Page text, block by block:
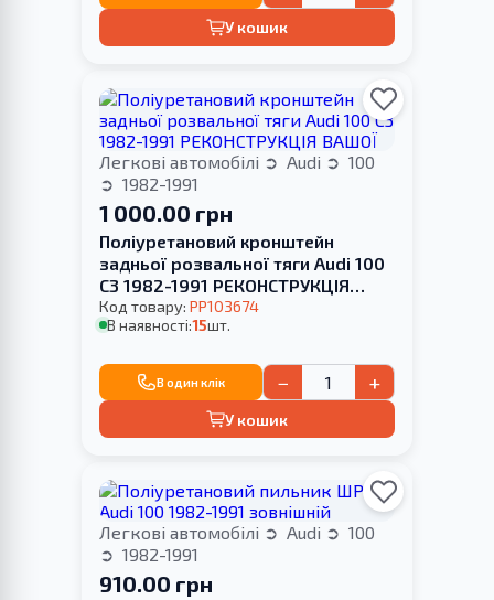
У кошик
Легкові автомобілі Audi
100
1982-1991
1 000.00 грн
Поліуретановий кронштейн
задньої розвальної тяги Audi 100
С3 1982-1991 РЕКОНСТРУКЦІЯ
ВАШОЇ
Код товару: PP103674
В наявності:15шт.
В один клік − +
У кошик
Легкові автомобілі Audi
100
1982-1991
910.00 грн